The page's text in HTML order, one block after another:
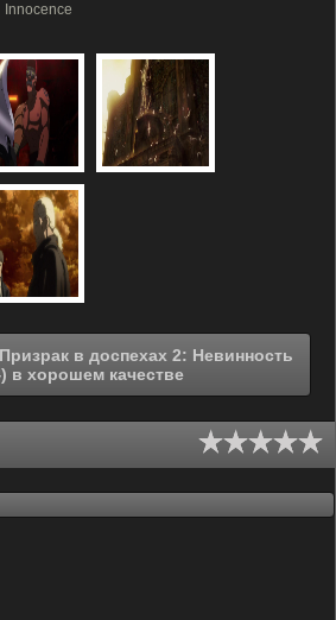
Innocence
(2004) в хорошем качестве